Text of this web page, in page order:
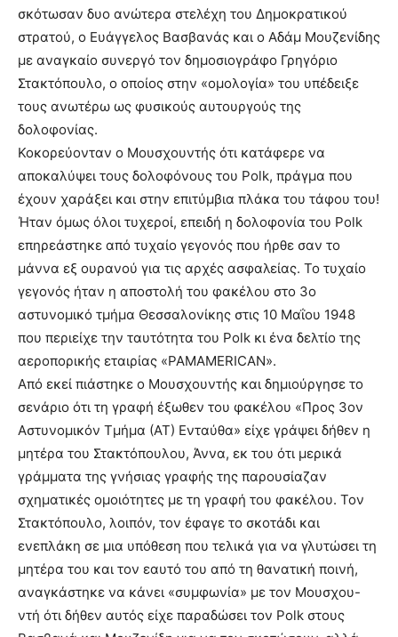
σκότωσαν δυο ανώτερα στελέχη του Δημοκρατικού
στρατού, ο Ευάγγελος Βασβανάς και ο Αδάμ Μουζενίδης
με αναγκαίο συνεργό τον δημοσιογράφο Γρηγόριο
Στακτόπουλο, ο οποίος στην «ομολογία» του υπέδειξε
τους ανωτέρω ως φυσικούς αυτουργούς της
δολοφονίας.
Κοκορεύονταν ο Μουσχουντής ότι κατάφερε να
αποκαλύψει τους δολοφόνους του Polk, πράγμα που
έχουν χαράξει και στην επιτύμβια πλάκα του τάφου του!
Ήταν όμως όλοι τυχεροί, επειδή η δολοφονία του Polk
επηρεάστηκε από τυχαίο γεγονός που ήρθε σαν το
μάννα εξ ουρανού για τις αρχές ασφαλείας. Το τυχαίο
γεγονός ήταν η αποστολή του φακέλου στο 3ο
αστυνομικό τμήμα Θεσσαλονίκης στις 10 Μαΐου 1948
που περιείχε την ταυτότητα του Polk κι ένα δελτίο της
αεροπορικής εταιρίας «PAMAMERICAN».
Από εκεί πιάστηκε ο Μουσχουντής και δημιούργησε το
σενάριο ότι τη γραφή έξωθεν του φακέλου «Προς 3ον
Αστυνομικόν Τμήμα (ΑΤ) Ενταύθα» είχε γράψει δήθεν η
μητέρα του Στακτόπουλου, Άννα, εκ του ότι μερικά
γράμματα της γνήσιας γραφής της παρουσίαζαν
σχηματικές ομοιότητες με τη γραφή του φακέλου. Τον
Στακτόπουλο, λοιπόν, τον έφαγε το σκοτάδι και
ενεπλάκη σε μια υπόθεση που τελικά για να γλυτώσει τη
μητέρα του και τον εαυτό του από τη θανατική ποινή,
αναγκάστηκε να κάνει «συμφωνία» με τον Μουσχου-
ντή ότι δήθεν αυτός είχε παραδώσει τον Polk στους